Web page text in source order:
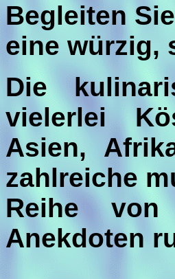
Begleiten
eine würzig,
Die
vielerlei
Asien,
zahlreiche
Reihe
Anekdoten